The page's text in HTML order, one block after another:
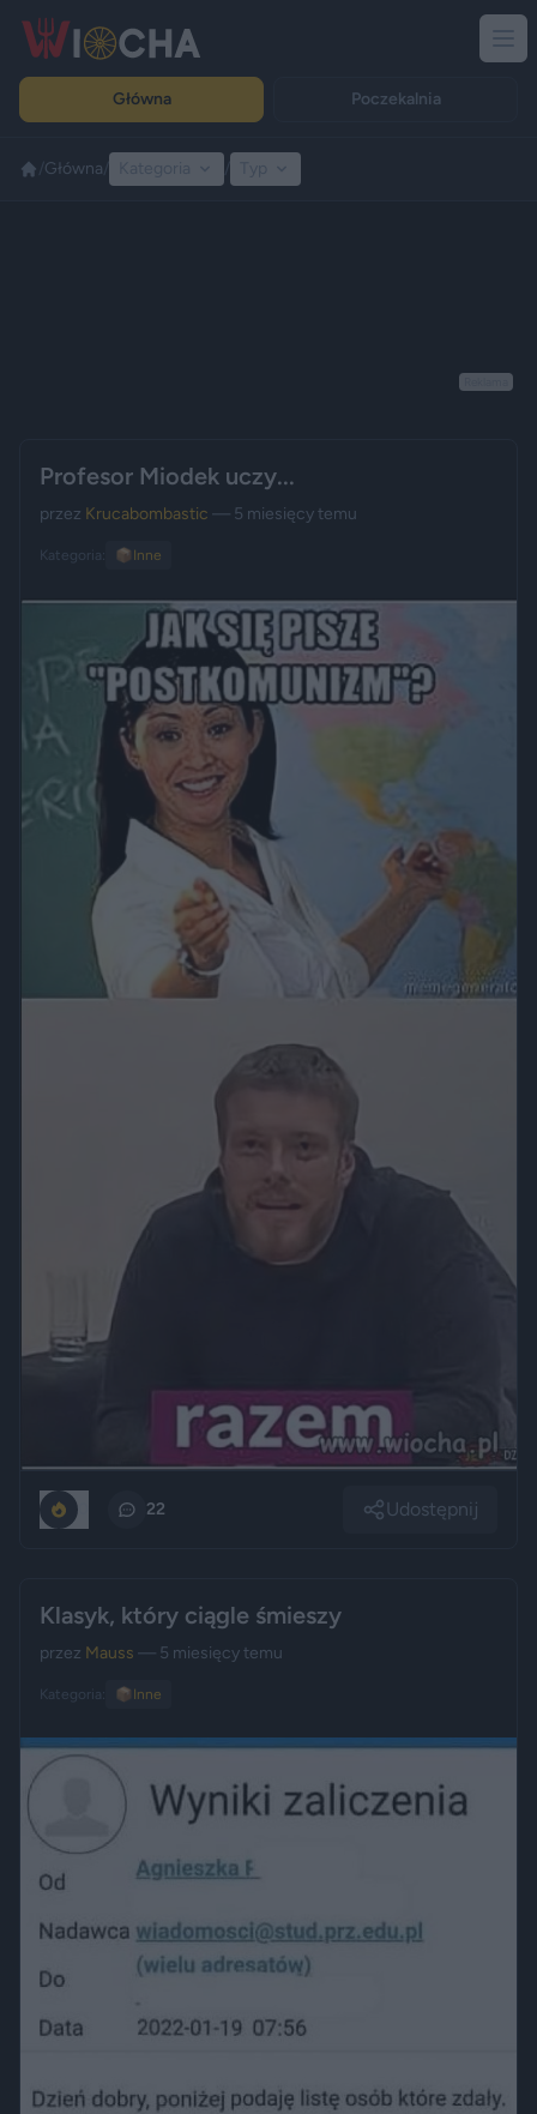
Główna Poczekalnia
Główna
Profesor Miodek uczy...
przez Krucabombastic — 5 miesięcy temu
Kategoria: 📦 Inne
22 Udostępnij
Klasyk, który ciągle śmieszy
przez Mauss — 5 miesięcy temu
Kategoria: 📦 Inne